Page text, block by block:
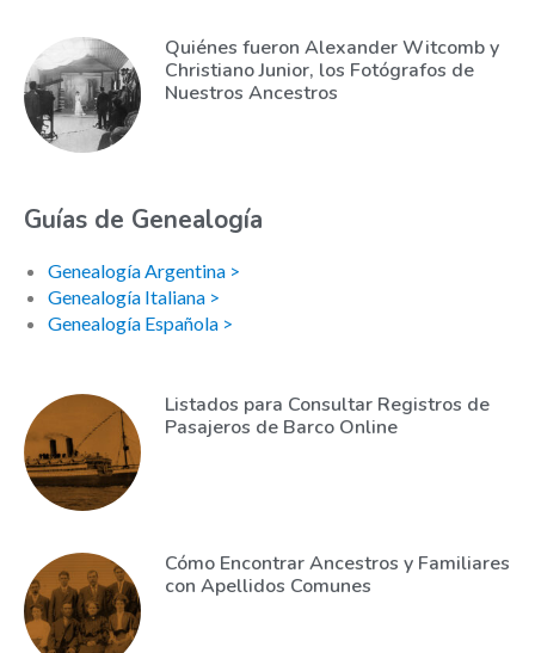
Quiénes fueron Alexander Witcomb y
Christiano Junior, los Fotógrafos de
Nuestros Ancestros
Guías de Genealogía
Genealogía Argentina >
Genealogía Italiana >
Genealogía Española >
Listados para Consultar Registros de
Pasajeros de Barco Online
Cómo Encontrar Ancestros y Familiares
con Apellidos Comunes